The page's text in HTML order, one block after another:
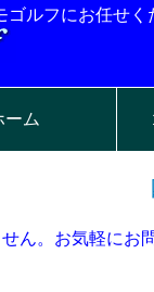
ルフにお任せく
ーム
ん。お気軽にお